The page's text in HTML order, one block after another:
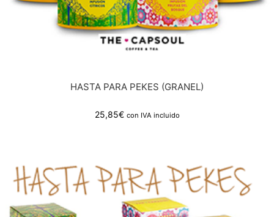
HASTA PARA PEKES (GRANEL)
25,85€ con IVA incluido